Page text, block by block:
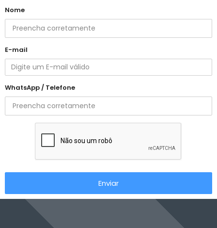
Nome
E-mail
WhatsApp / Telefone
Enviar